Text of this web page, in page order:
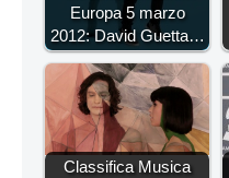
Europa 5 marzo
2012: David Guetta…
Classifica Musica